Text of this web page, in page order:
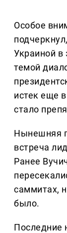
Особое
Украиной в
темой
истек еще
стало
Нынешняя
встреча
Ранее
саммитах,
было.
Последние